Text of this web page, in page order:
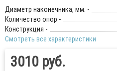
Диаметр наконечника, мм. -
Количество опор -
Конструкция -
Смотреть все характеристики
3010 руб.